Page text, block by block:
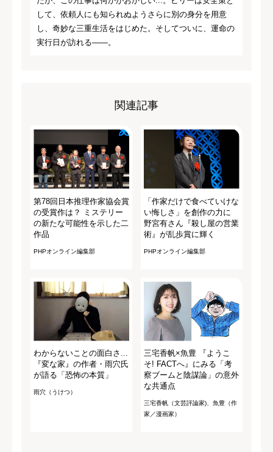
して、依頼人にも知られぬようさらに別の身分を用意
し、奇妙な三重生活をはじめた。そしてついに、運命の
実行日が訪れる――。
関連記事
第78回日本推理作家協会賞
の受賞作は？ ミステリー
の新たな可能性を示した二
作品
PHPオンライン編集部
「作家だけで食べていけな
い悔しさ」を創作の力に
野宮有さん『殺し屋の営業
術』が乱歩賞に輝く
PHPオンライン編集部
わからないことの面白さ...
『変な家』の作者・雨穴氏
が語る「恐怖の本質」
雨穴（うけつ）
三宅香帆×魚豊 『ようこ
そ! FACTへ』にみる「考
察ブームと陰謀論」の意外
な共通点
三宅香帆（文芸評論家)、魚豊（作
家／漫画家）